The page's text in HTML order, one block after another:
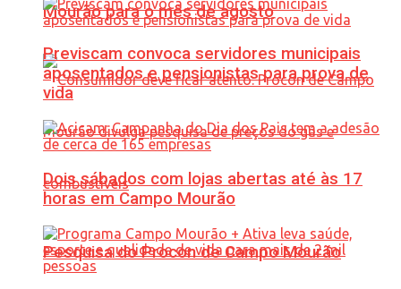
Mourão para o mês de agosto
Pesquisa do Procon de Campo Mourão
Previscam convoca servidores municipais
aposentados e pensionistas para prova de
vida
Dois sábados com lojas abertas até às 17
horas em Campo Mourão